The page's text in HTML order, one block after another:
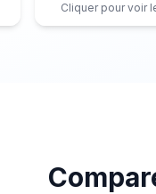
Cliquer pour voir